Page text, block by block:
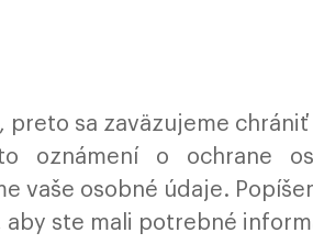
sa zaväzujeme
oznámení o ochrane
vaše osobné údaje.
ste mali potrebné